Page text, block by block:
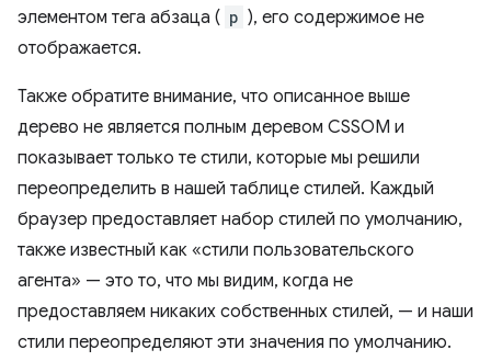
элементом тега абзаца ( p ), его содержимое не
отображается.
Также обратите внимание, что описанное выше
дерево не является полным деревом CSSOM и
показывает только те стили, которые мы решили
переопределить в нашей таблице стилей. Каждый
браузер предоставляет набор стилей по умолчанию,
также известный как «стили пользовательского
агента» — это то, что мы видим, когда не
предоставляем никаких собственных стилей, — и наши
стили переопределяют эти значения по умолчанию.